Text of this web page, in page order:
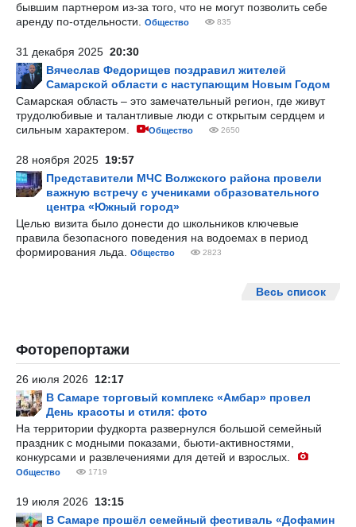
бывшим партнером из-за того, что не могут позволить себе
аренду по-отдельности.
Общество 835
31 декабря 2025 20:30
Вячеслав Федорищев поздравил жителей
Самарской области с наступающим Новым Годом
Самарская область – это замечательный регион, где живут
трудолюбивые и талантливые люди с открытым сердцем и
сильным характером.
Общество 2650
28 ноября 2025 19:57
Представители МЧС Волжского района провели
важную встречу с учениками образовательного
центра «Южный город»
Целью визита было донести до школьников ключевые
правила безопасного поведения на водоемах в период
формирования льда.
Общество 2823
Весь список
Фоторепортажи
26 июля 2026 12:17
В Самаре торговый комплекс «Амбар» провел
День красоты и стиля: фото
На территории фудкорта развернулся большой семейный
праздник с модными показами, бьюти-активностями,
конкурсами и развлечениями для детей и взрослых.
Общество 1719
19 июля 2026 13:15
В Самаре прошёл семейный фестиваль «Дофамин